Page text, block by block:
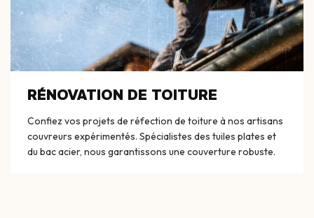
RÉNOVATION DE TOITURE
Confiez vos projets de réfection de toiture à nos artisans
couvreurs expérimentés. Spécialistes des tuiles plates et
du bac acier, nous garantissons une couverture robuste.